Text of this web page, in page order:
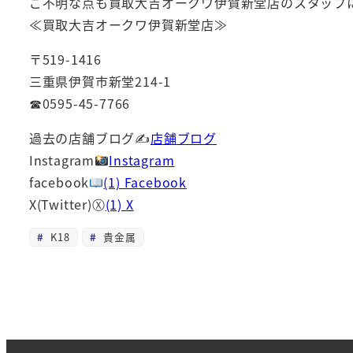
≪買取大吉オークワ伊賀新堂店≫
〒519-1416
三重県伊賀市新堂214-1
☎0595-45-7766
過去の店舗ブログ✍店舗ブログ
Instagram
Instagram
facebook
(1) Facebook
X(Twitter)Ⓧ(1) X
K18 貴金属